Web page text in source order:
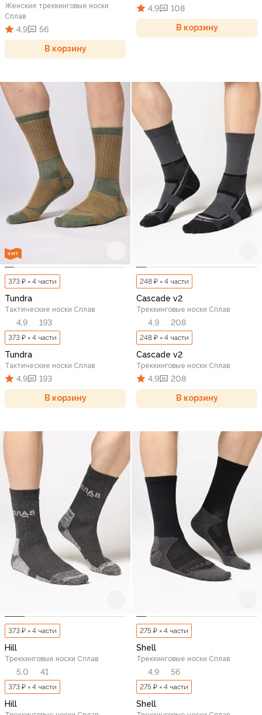
Женские треккинговые носки
Сплав
4,9 56
В корзину
4,9 108
В корзину
ХИТ
373 ₽ × 4 части
Tundra
Тактические носки Сплав
4,9 193
373 ₽ × 4 части
Tundra
Тактические носки Сплав
4,9 193
В корзину
248 ₽ × 4 части
Cascade v2
Треккинговые носки Сплав
4,9 208
248 ₽ × 4 части
Cascade v2
Треккинговые носки Сплав
4,9 208
В корзину
373 ₽ × 4 части
Hill
Треккинговые носки Сплав
5,0 41
373 ₽ × 4 части
Hill
275 ₽ × 4 части
Shell
Треккинговые носки Сплав
4,9 56
275 ₽ × 4 части
Shell